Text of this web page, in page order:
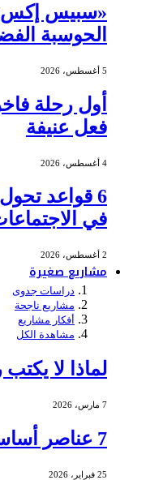
«سبيس إكس»
الحوسبة
5 أغسطس، 2026
فعل عنيفة
4 أغسطس، 2026
6 قواعد تحول
في
2 أغسطس، 2026
مشاريع صغيرة
دراسات جدوى
مشاريع ناجحة
أفكار مشاريع
مشاهدة الكل
لماذا لا
7 مارس، 2026
7 عناصر أساسية في دراسة الجدوى
25 فبراير، 2026